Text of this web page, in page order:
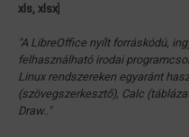
xls, xlsx
"A LibreOffice nyílt forráskódú,
felhasználható irodai
Linux rendszereken egyaránt
(szövegszerkesztő), Calc
Draw.."